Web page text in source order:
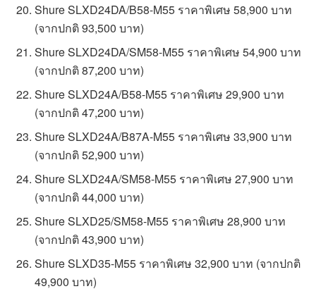
Shure SLXD24DA/B58-M55 ราคาพิเศษ 58,900 บาท
(จากปกติ 93,500 บาท)
Shure SLXD24DA/SM58-M55 ราคาพิเศษ 54,900 บาท
(จากปกติ 87,200 บาท)
Shure SLXD24A/B58-M55 ราคาพิเศษ 29,900 บาท
(จากปกติ 47,200 บาท)
Shure SLXD24A/B87A-M55 ราคาพิเศษ 33,900 บาท
(จากปกติ 52,900 บาท)
Shure SLXD24A/SM58-M55 ราคาพิเศษ 27,900 บาท
(จากปกติ 44,000 บาท)
Shure SLXD25/SM58-M55 ราคาพิเศษ 28,900 บาท
(จากปกติ 43,900 บาท)
Shure SLXD35-M55 ราคาพิเศษ 32,900 บาท (จากปกติ
49,900 บาท)